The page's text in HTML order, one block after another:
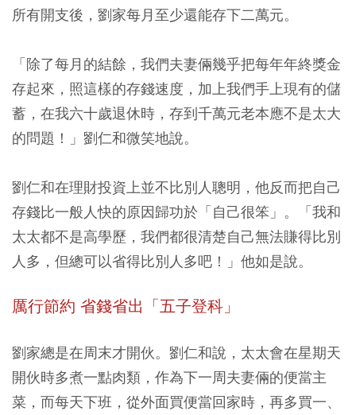
所有開支後，劉家每月至少還能存下二萬元。
「除了每月的結餘，我們夫妻倆幾乎把每年年終獎金
存起來，照這樣的存錢速度，加上我們手上現有的儲
蓄，在我六十歲退休時，存到千萬元老本應不是太大
的問題！」劉仁和微笑地說。
劉仁和在理財投資上並不比別人聰明，他反而把自己
存錢比一般人快的原因歸功於「自己很笨」。「我和
太太都不是高學歷，我們都很清楚自己無法賺得比別
人多，但總可以省得比別人多吧！」他如是說。
厲行節約 省錢省出「五子登科」
劉家總是在周末才開伙。劉仁和說，太太會在星期天
開伙時多煮一點肉類，作為下一周夫妻倆的便當主
菜，而每天下班，從外面買便當回家時，再多買一、